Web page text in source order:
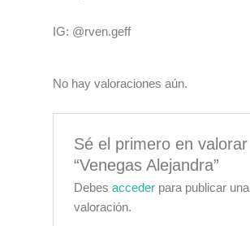
IG: @rven.geff
No hay valoraciones aún.
Sé el primero en valorar
“Venegas Alejandra”
Debes accederpara publicar una
valoración.